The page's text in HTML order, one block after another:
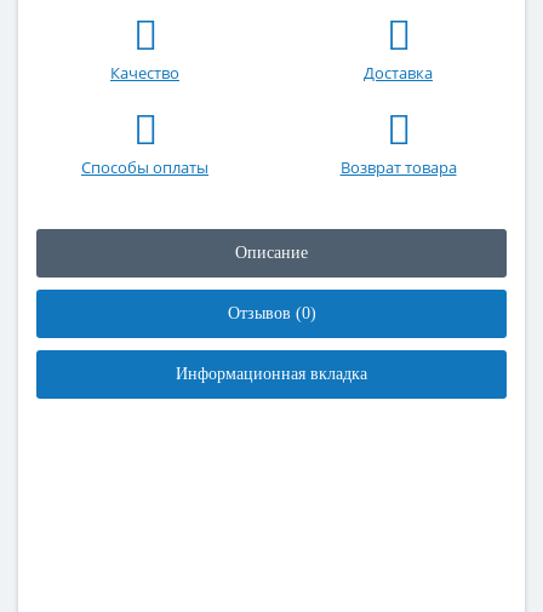
Качество Доставка
Способы оплаты Возврат товара
Описание
Отзывов (0)
Информационная вкладка